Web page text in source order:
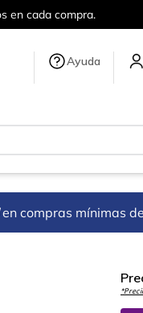
Más
Ayuda
en compras mínimas